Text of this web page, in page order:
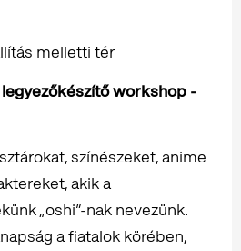
melletti tér
workshop -
színészeket, anime
akik a
„oshi”-nak nevezünk.
a fiatalok körében,